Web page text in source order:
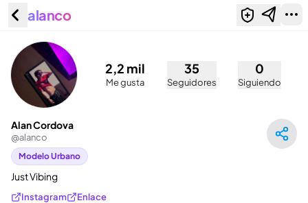
Alan Cordova (@alanco)
alanco
2,2 mil
Me gusta
35
Seguidores
0
Siguiendo
Alan Cordova
@alanco
Modelo Urbano
Just Vibing
Instagram Enlace